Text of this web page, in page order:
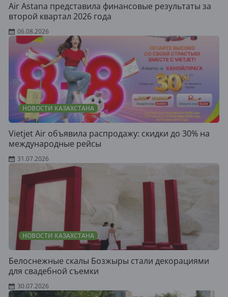
Air Astana представила финансовые результаты за
второй квартал 2026 года
06.08.2026
НОВОСТИ КАЗАХСТАНА
Vietjet Air объявила распродажу: скидки до 30% на
международные рейсы
31.07.2026
НОВОСТИ КАЗАХСТАНА
Белоснежные скалы Бозжыры стали декорациями
для свадебной съемки
30.07.2026